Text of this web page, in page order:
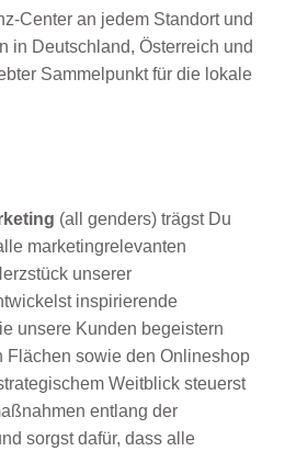
Center an jedem Standort und
in Deutschland, Österreich und
Sammelpunkt für die lokale
(all genders) trägst Du
marketingrelevanten
unserer
inspirierende
unsere Kunden begeistern
Flächen sowie den Onlineshop
Weitblick steuerst
entlang der
sorgst dafür, dass alle